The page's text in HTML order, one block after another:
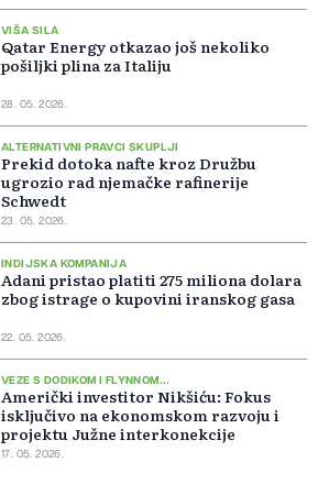
VIŠA SILA
Qatar Energy otkazao još nekoliko
pošiljki plina za Italiju
28. 05. 2026.
ALTERNATIVNI PRAVCI SKUPLJI
Prekid dotoka nafte kroz Družbu
ugrozio rad njemačke rafinerije
Schwedt
23. 05. 2026.
INDIJSKA KOMPANIJA
Adani pristao platiti 275 miliona dolara
zbog istrage o kupovini iranskog gasa
22. 05. 2026.
VEZE S DODIKOM I FLYNNOM...
Američki investitor Nikšiću: Fokus
isključivo na ekonomskom razvoju i
projektu Južne interkonekcije
17. 05. 2026.